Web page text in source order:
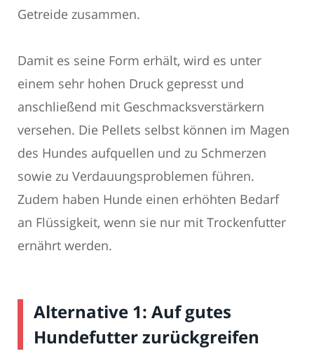
Getreide zusammen.
Damit es seine Form erhält, wird es unter
einem sehr hohen Druck gepresst und
anschließend mit Geschmacksverstärkern
versehen. Die Pellets selbst können im Magen
des Hundes aufquellen und zu Schmerzen
sowie zu Verdauungsproblemen führen.
Zudem haben Hunde einen erhöhten Bedarf
an Flüssigkeit, wenn sie nur mit Trockenfutter
ernährt werden.
Alternative 1: Auf gutes
Hundefutter zurückgreifen